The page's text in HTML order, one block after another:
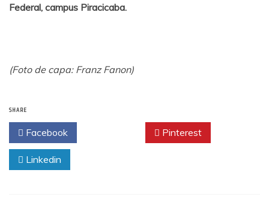
Federal, campus Piracicaba.
(Foto de capa: Franz Fanon)
SHARE
Facebook Pinterest
Linkedin